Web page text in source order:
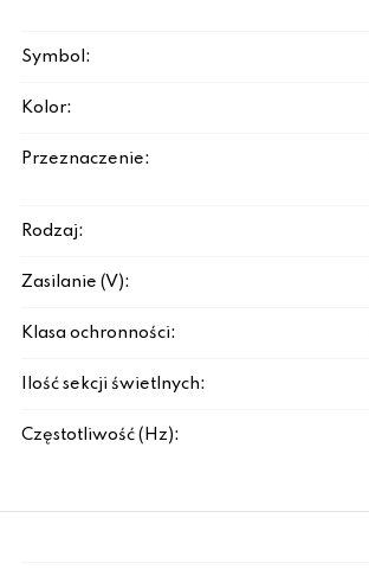
Symbol:
Kolor:
Przeznaczenie:
Rodzaj:
Zasilanie (V):
Klasa ochronności:
Ilość sekcji świetlnych:
Częstotliwość (Hz):